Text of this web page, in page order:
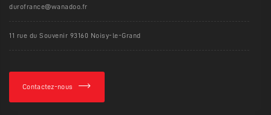
durofrance@wanadoo.fr
11 rue du Souvenir 93160 Noisy-le-Grand
Contactez-nous